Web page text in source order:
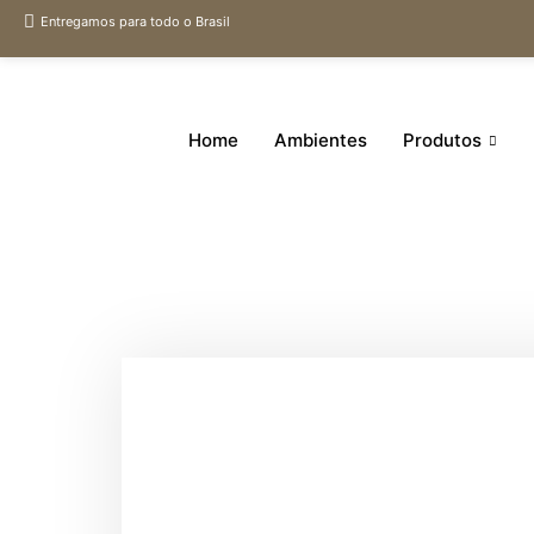
Entregamos para todo o Brasil
Home Ambientes Produtos